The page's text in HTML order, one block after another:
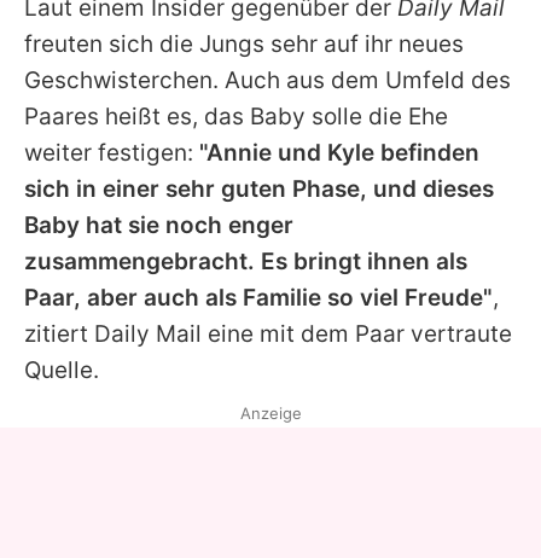
Laut einem Insider gegenüber der Daily Mail
freuten sich die Jungs sehr auf ihr neues
Geschwisterchen. Auch aus dem Umfeld des
Paares heißt es, das Baby solle die Ehe
weiter festigen: "Annie und Kyle befinden
sich in einer sehr guten Phase, und dieses
Baby hat sie noch enger
zusammengebracht. Es bringt ihnen als
Paar, aber auch als Familie so viel Freude",
zitiert Daily Mail eine mit dem Paar vertraute
Quelle.
Anzeige